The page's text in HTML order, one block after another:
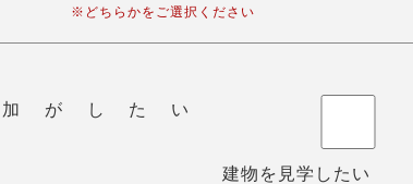
※どちらかをご選択ください
がしたい
建物を見学したい